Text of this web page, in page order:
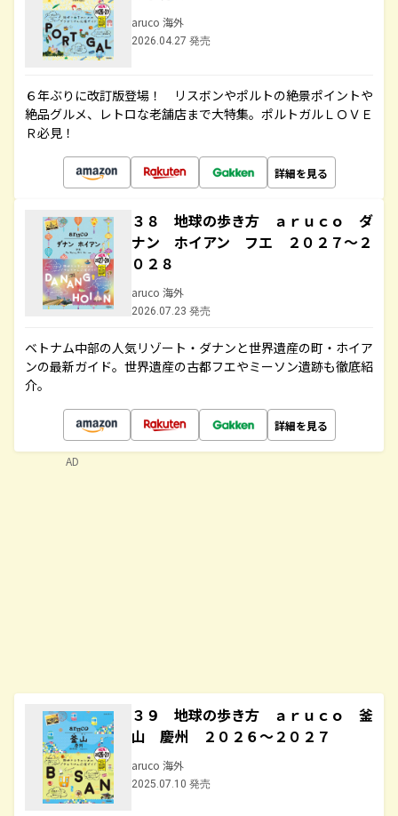
aruco 海外
2026.04.27 発売
６年ぶりに改訂版登場！ リスボンやポルトの絶景ポイントや
絶品グルメ、レトロな老舗店まで大特集。ポルトガルＬＯＶＥ
Ｒ必見！
詳細を見る
３８ 地球の歩き方 ａｒｕｃｏ ダ
ナン ホイアン フエ ２０２７～２
０２８
aruco 海外
2026.07.23 発売
ベトナム中部の人気リゾート・ダナンと世界遺産の町・ホイア
ンの最新ガイド。世界遺産の古都フエやミーソン遺跡も徹底紹
介。
詳細を見る
３９ 地球の歩き方 ａｒｕｃｏ 釜
山 慶州 ２０２６～２０２７
aruco 海外
2025.07.10 発売
AD